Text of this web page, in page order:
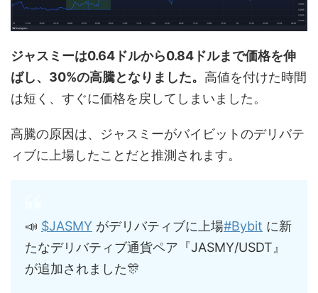
ジャスミーは0.64ドルから0.84ドルまで価格を伸
ばし、30%の高騰となりました。 高値を付けた時間
は短く、すぐに価格を戻してしまいました。
高騰の原因は、ジャスミーがバイビットのデリバテ
ィブに上場したことだと推測されます。
📣 $JASMY がデリバティブに上場#Bybit に新
たなデリバティブ通貨ペア『JASMY/USDT』
が追加されました🎊